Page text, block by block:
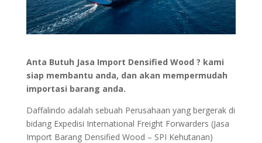
Anta Butuh Jasa Import Densified Wood ? kami
siap membantu anda, dan akan mempermudah
importasi barang anda.
Daffalindo adalah sebuah Perusahaan yang bergerak di
bidang Expedisi International Freight Forwarders (Jasa
Import Barang Densified Wood – SPI Kehutanan)